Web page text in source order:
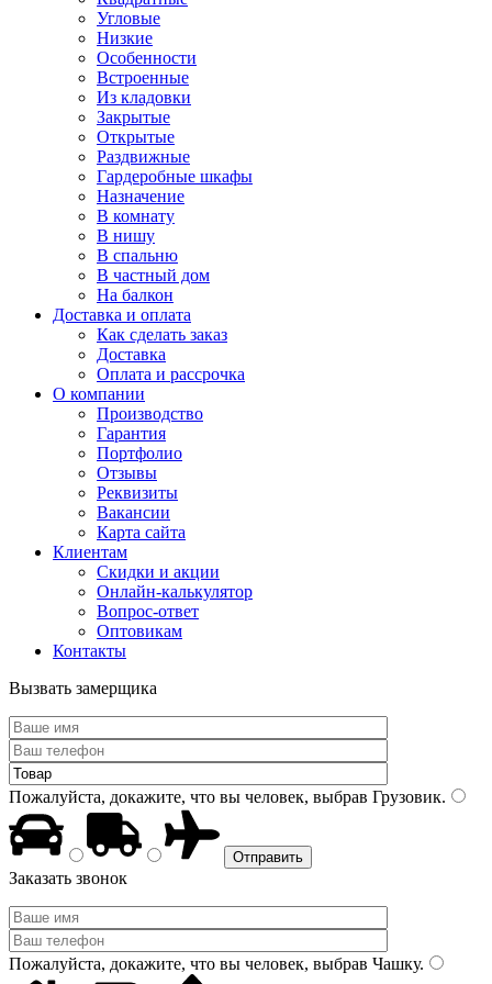
Угловые
Низкие
Особенности
Встроенные
Из кладовки
Закрытые
Открытые
Раздвижные
Гардеробные шкафы
Назначение
В комнату
В нишу
В спальню
В частный дом
На балкон
Доставка и оплата
Как сделать заказ
Доставка
Оплата и рассрочка
О компании
Производство
Гарантия
Портфолио
Отзывы
Реквизиты
Вакансии
Карта сайта
Клиентам
Скидки и акции
Онлайн-калькулятор
Вопрос-ответ
Оптовикам
Контакты
Вызвать замерщика
Пожалуйста, докажите, что вы человек, выбрав Грузовик.
Заказать звонок
Пожалуйста, докажите, что вы человек, выбрав Чашку.